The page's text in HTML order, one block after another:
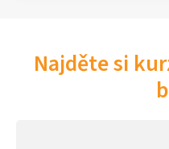
Najděte si